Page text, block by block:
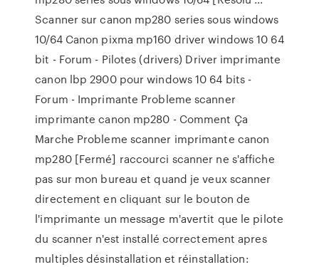
Scanner sur canon mp280 series sous windows
10/64 Canon pixma mp160 driver windows 10 64
bit - Forum - Pilotes (drivers) Driver imprimante
canon lbp 2900 pour windows 10 64 bits -
Forum - Imprimante Probleme scanner
imprimante canon mp280 - Comment Ça
Marche Probleme scanner imprimante canon
mp280 [Fermé] raccourci scanner ne s'affiche
pas sur mon bureau et quand je veux scanner
directement en cliquant sur le bouton de
l'imprimante un message m'avertit que le pilote
du scanner n'est installé correctement apres
multiples désinstallation et réinstallation: